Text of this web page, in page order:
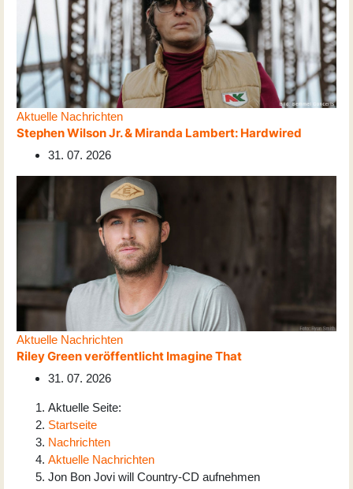
Aktuelle Nachrichten
Stephen Wilson Jr. & Miranda Lambert: Hardwired
31. 07. 2026
Aktuelle Nachrichten
Riley Green veröffentlicht Imagine That
31. 07. 2026
Aktuelle Seite:
Startseite
Nachrichten
Aktuelle Nachrichten
Jon Bon Jovi will Country-CD aufnehmen